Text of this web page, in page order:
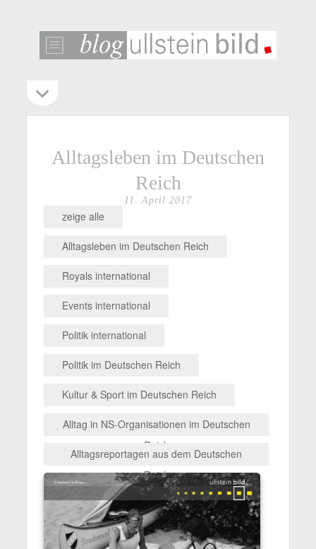
ullstein
bild
Seitenleiste
öffnen
Alltagsleben im Deutschen
Reich
11. April 2017
zeige alle
Alltagsleben im Deutschen Reich
Royals international
Events international
Politik international
Politik im Deutschen Reich
Kultur & Sport im Deutschen Reich
Alltag in NS-Organisationen im Deutschen
Reich
Alltagsreportagen aus dem Deutschen
Reich